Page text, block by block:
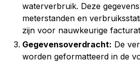
waterverbruik. Deze
meterstanden en
zijn voor nauwkeurige
Gegevensoverdracht: De
worden geformatteerd in de